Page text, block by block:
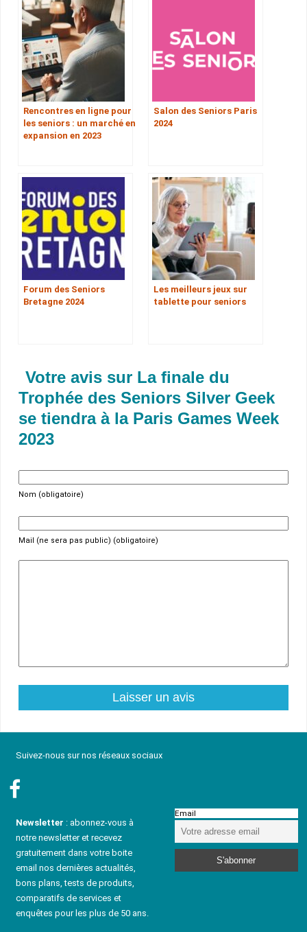
Rencontres en ligne pour
les seniors : un marché en
expansion en 2023
Salon des Seniors Paris
2024
Forum des Seniors
Bretagne 2024
Les meilleurs jeux sur
tablette pour seniors
Votre avis sur La finale du
Trophée des Seniors Silver Geek
se tiendra à la Paris Games Week
2023
Nom (obligatoire)
Mail (ne sera pas public) (obligatoire)
Suivez-nous sur nos réseaux sociaux
Newsletter : abonnez-vous à
notre newsletter et recevez
gratuitement dans votre boite
email nos dernières actualités,
bons plans, tests de produits,
comparatifs de services et
enquêtes pour les plus de 50 ans.
Email